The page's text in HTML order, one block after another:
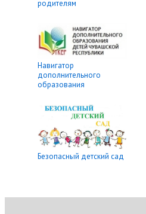
родителям
Навигатор
дополнительного
образования
Безопасный детский сад